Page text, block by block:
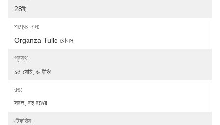
28ই
পণ্যের নাম:
Organza Tulle রোলস
প্রস্থ:
১৫ সেমি, ৬ ইঞ্চি
রঙ:
সরল, বহু রঙের
টেকনিক্স: